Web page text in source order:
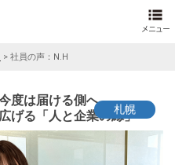
> 社員の声：N.H
度は届ける側へ。
げる「人と企業の縁」
札幌